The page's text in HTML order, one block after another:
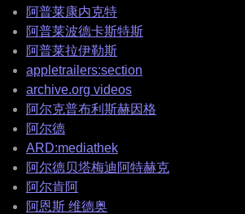
阿普莱康内克特
阿普莱波德卡斯特斯
阿普莱拉伊勒斯
appletrailers:section
archive.org videos
阿尔克普布利斯赫因格
阿尔德
ARD:mediathek
阿尔德贝塔梅迪阿特赫克
阿尔肯阿
阿恩斯 维德奥